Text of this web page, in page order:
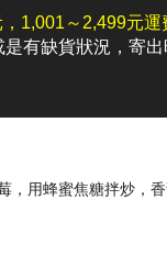
1,001～2,499元運
有缺貨狀況，寄
，用蜂蜜焦糖拌炒，